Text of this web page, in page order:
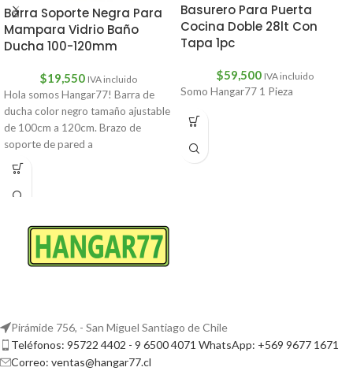
Barra Soporte Negra Para
Mampara Vidrio Baño
Ducha 100-120mm
$19,550 IVA incluido
Hola somos Hangar77! Barra de
ducha color negro tamaño ajustable
de 100cm a 120cm. Brazo de
soporte de pared a
Basurero Para Puerta
Cocina Doble 28lt Con
Tapa 1pc
$59,500 IVA incluido
Somo Hangar77 1 Pieza
Pirámide 756, - San Miguel Santiago de Chile
Teléfonos: 95722 4402 - 9 6500 4071 WhatsApp: +569 9677 1671
Correo: ventas@hangar77.cl